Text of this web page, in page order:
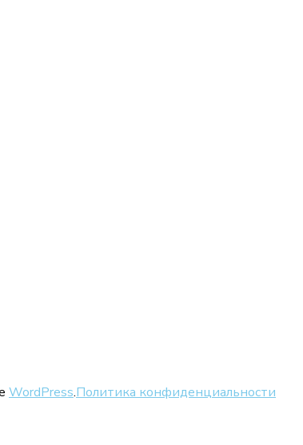
WordPress.Политика конфиденциальности